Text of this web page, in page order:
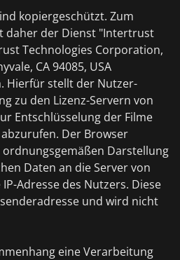
kopiergeschützt. Zum
daher der Dienst "Intertrust
Technologies Corporation,
CA 94085, USA
Hierfür stellt der Nutzer-
zu den Lizenz-Servern von
Entschlüsselung der Filme
Der Browser
Darstellung
Daten an die Server von
Adresse des Nutzers. Diese
und wird nicht
eine Verarbeitung